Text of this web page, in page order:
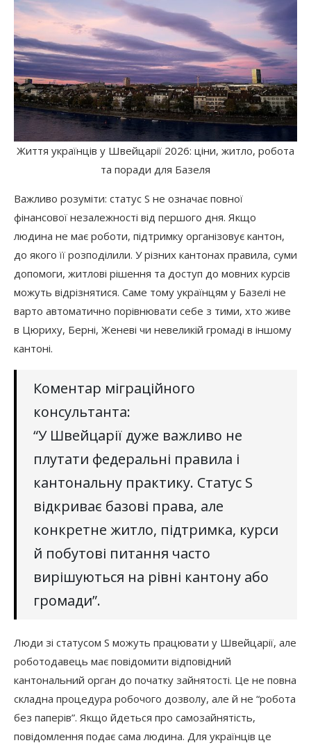
Життя українців у Швейцарії 2026: ціни, житло, робота
та поради для Базеля
Важливо розуміти: статус S не означає повної
фінансової незалежності від першого дня. Якщо
людина не має роботи, підтримку організовує кантон,
до якого її розподілили. У різних кантонах правила, суми
допомоги, житлові рішення та доступ до мовних курсів
можуть відрізнятися. Саме тому українцям у Базелі не
варто автоматично порівнювати себе з тими, хто живе
в Цюриху, Берні, Женеві чи невеликій громаді в іншому
кантоні.
Коментар міграційного
консультанта:
“У Швейцарії дуже важливо не
плутати федеральні правила і
кантональну практику. Статус S
відкриває базові права, але
конкретне житло, підтримка, курси
й побутові питання часто
вирішуються на рівні кантону або
громади”.
Люди зі статусом S можуть працювати у Швейцарії, але
роботодавець має повідомити відповідний
кантональний орган до початку зайнятості. Це не повна
складна процедура робочого дозволу, але й не “робота
без паперів”. Якщо йдеться про самозайнятість,
повідомлення подає сама людина. Для українців це